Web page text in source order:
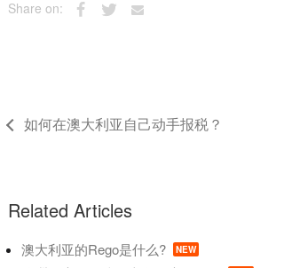
Share on:
如何在澳大利亚自己动手报税？
Related Articles
澳大利亚的Rego是什么? NEW